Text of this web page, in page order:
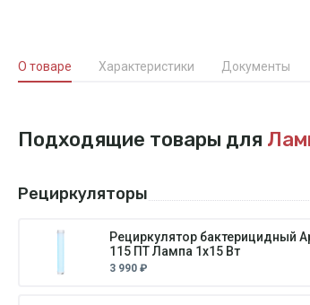
О товаре Характеристики Документы
Подходящие товары для
Рециркуляторы
Рециркулятор бактерицидный
115 ПТ Лампа 1х15 Вт
3 990 ₽